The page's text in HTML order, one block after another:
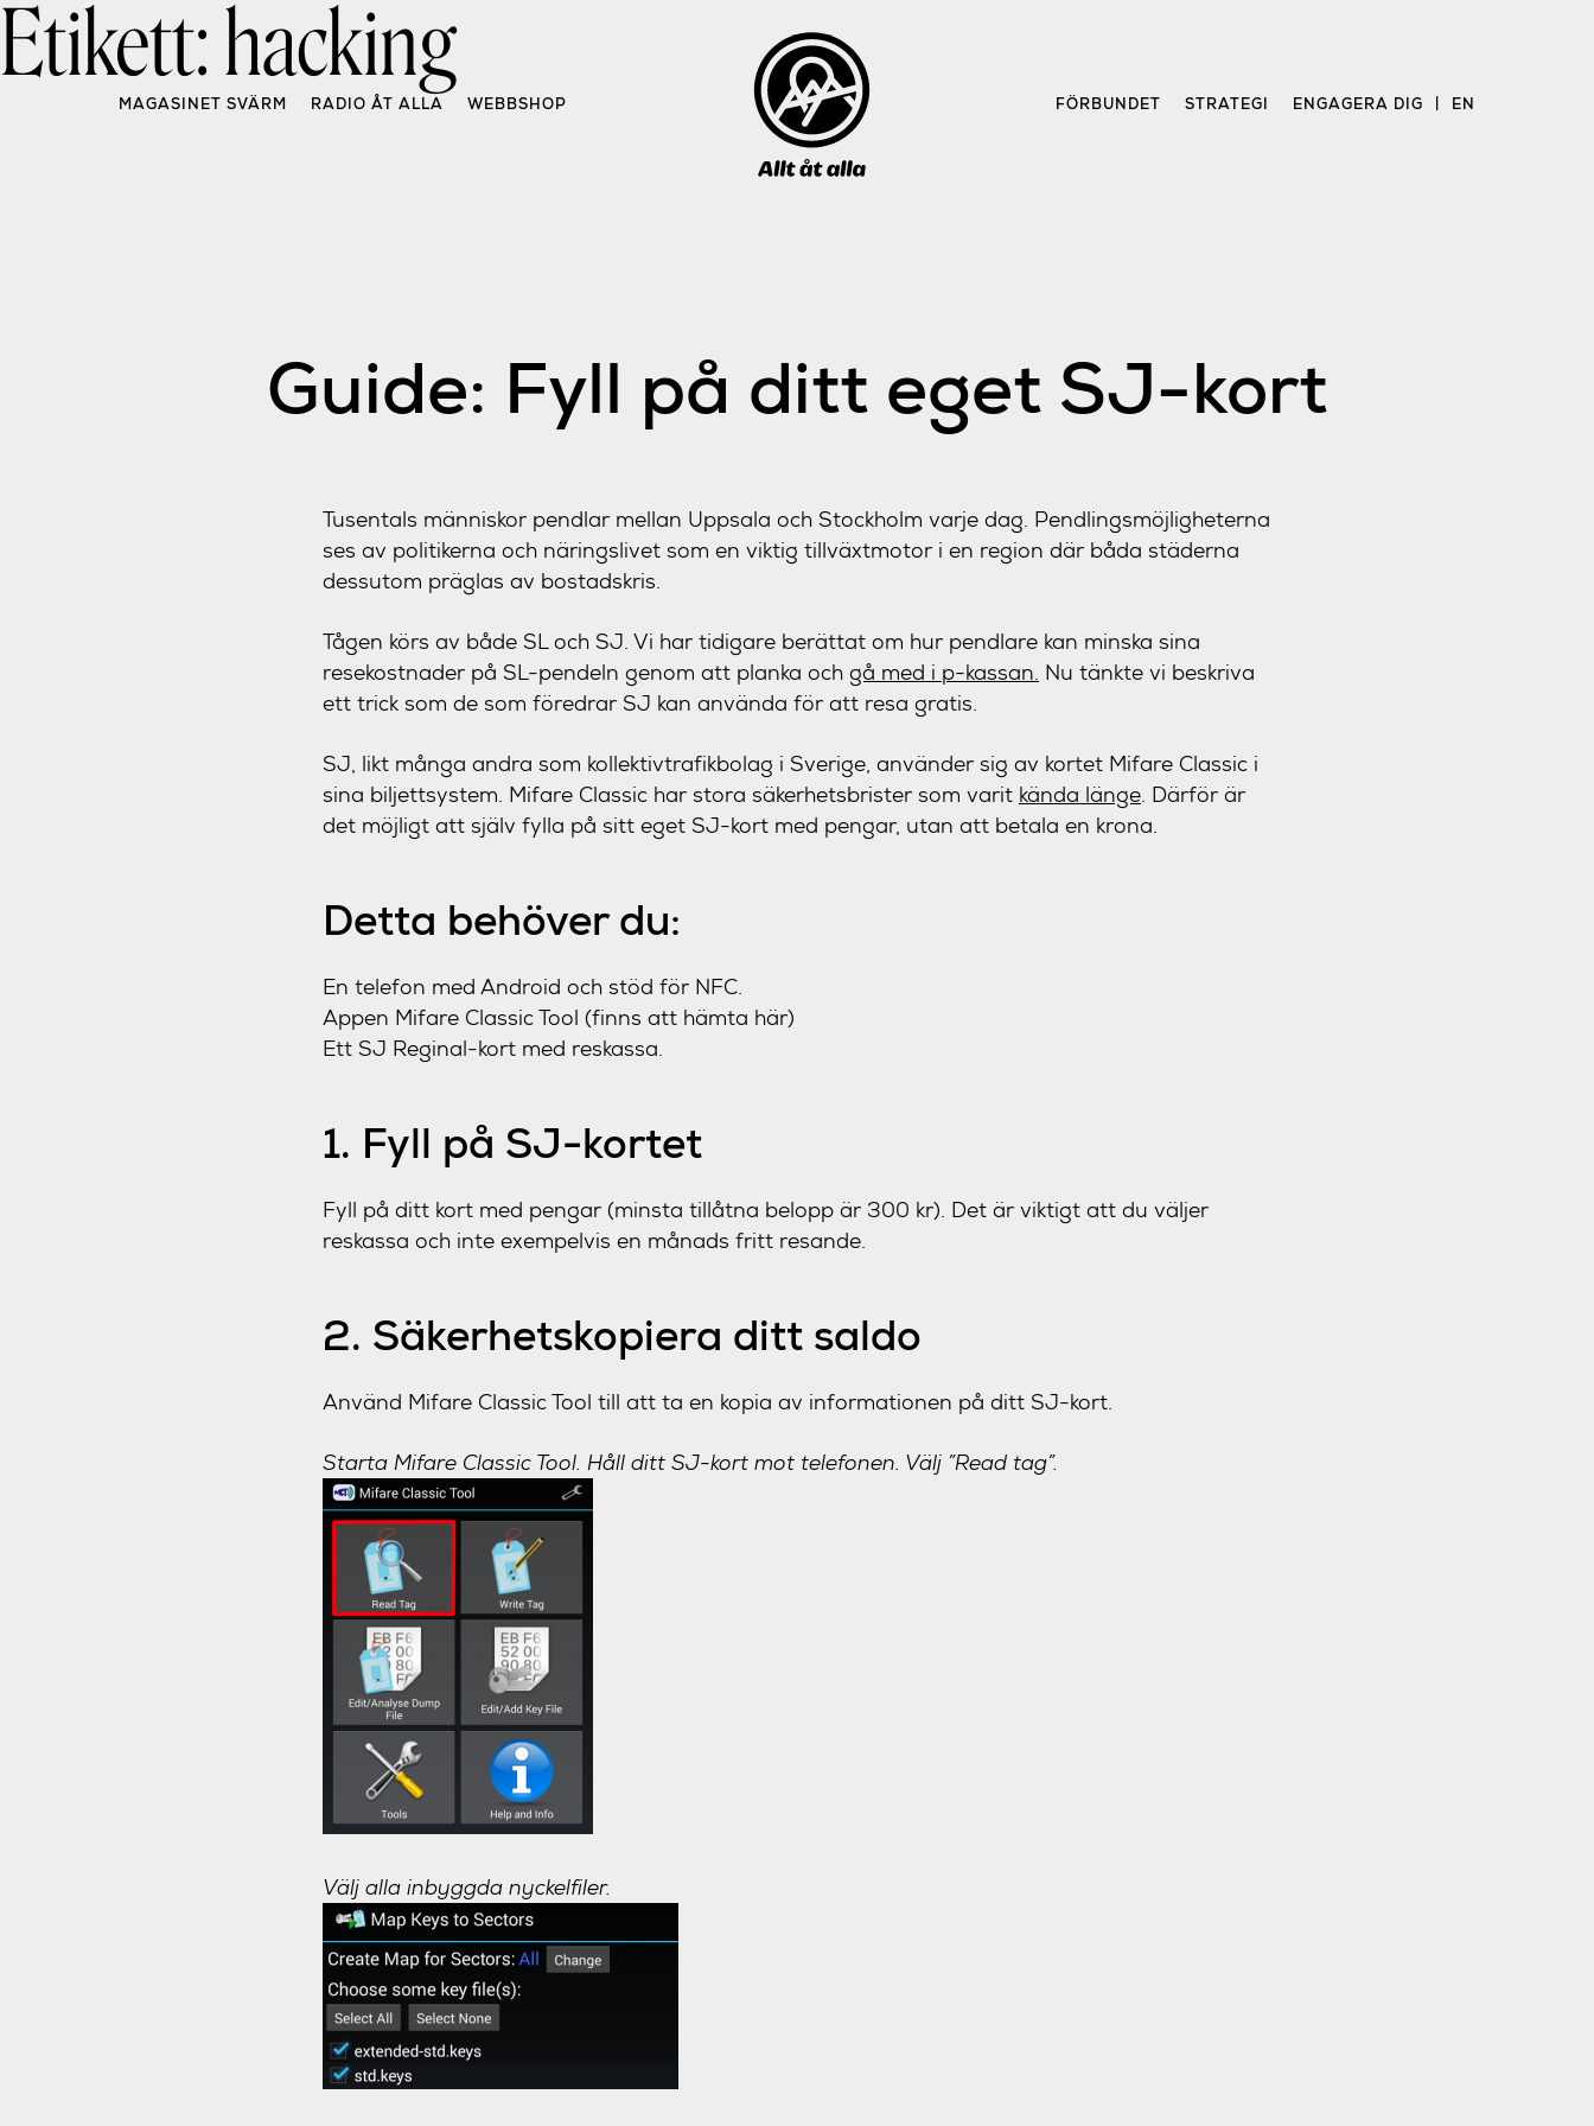
to
MAGASINET SVÄRM RADIO ÅT ALLA WEBBSHOP FÖRBUNDET STRATEGI ENGAGERA DIG EN
Etikett:hacking
Guide: Fyll på ditt eget SJ-kort
Tusentals människor pendlar mellan Uppsala och Stockholm varje dag. Pendlingsmöjligheterna
ses av politikerna och näringslivet som en viktig tillväxtmotor i en region där båda städerna
dessutom präglas av bostadskris.
Tågen körs av både SL och SJ. Vi har tidigare berättat om hur pendlare kan minska sina
resekostnader på SL-pendeln genom att planka och gå med i p-kassan. Nu tänkte vi beskriva
ett trick som de som föredrar SJ kan använda för att resa gratis.
SJ, likt många andra som kollektivtrafikbolag i Sverige, använder sig av kortet Mifare Classic i
sina biljettsystem. Mifare Classic har stora säkerhetsbrister som varit kända länge. Därför är
det möjligt att själv fylla på sitt eget SJ-kort med pengar, utan att betala en krona.
Detta behöver du:
En telefon med Android och stöd för NFC.
Appen Mifare Classic Tool (finns att hämta här)
Ett SJ Reginal-kort med reskassa.
1. Fyll på SJ-kortet
Fyll på ditt kort med pengar (minsta tillåtna belopp är 300 kr). Det är viktigt att du väljer
reskassa och inte exempelvis en månads fritt resande.
2. Säkerhetskopiera ditt saldo
Använd Mifare Classic Tool till att ta en kopia av informationen på ditt SJ-kort.
Starta Mifare Classic Tool. Håll ditt SJ-kort mot telefonen. Välj ”Read tag”.
Välj alla inbyggda nyckelfiler.